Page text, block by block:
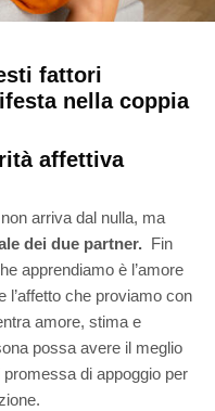
fattori
nella coppia
affettiva
arriva dal nulla, ma
dei due partner. Fin
apprendiamo è l’amore
l’affetto che proviamo con
amore, stima e
possa avere il meglio
di appoggio per